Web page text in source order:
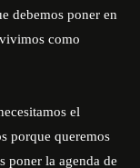
debemos poner en
como
el
porque queremos
poner la agenda de